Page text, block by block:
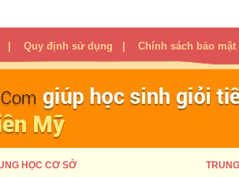
Quy định sử dụng Chính sách bảo mật
HỌC CƠ SỞ